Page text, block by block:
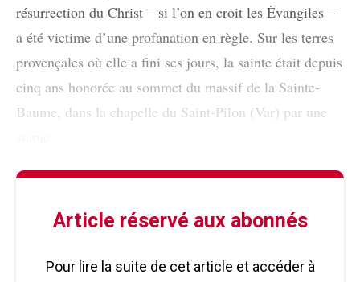
résurrection du Christ – si l’on en croit les Évangiles –
a été victime d’une profanation en règle. Sur les terres
provençales où elle a fini ses jours, la sainte était depuis
cinq ans honorée au sommet du massif de la Sainte-
Baume, dans la chapelle du Saint-Pilon (Var) par une
Article réservé aux abonnés
Pour lire la suite de cet article et accéder à